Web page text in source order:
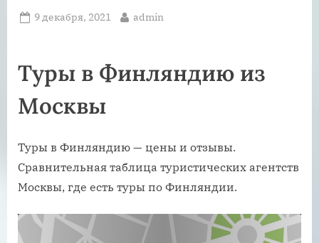
Posted
9 декабря, 2021 By
admin
Туры в Финляндию из
Москвы
Туры в Финляндию — цены и отзывы.
Сравнительная таблица туристических агентств
Москвы, где есть туры по Финляндии.